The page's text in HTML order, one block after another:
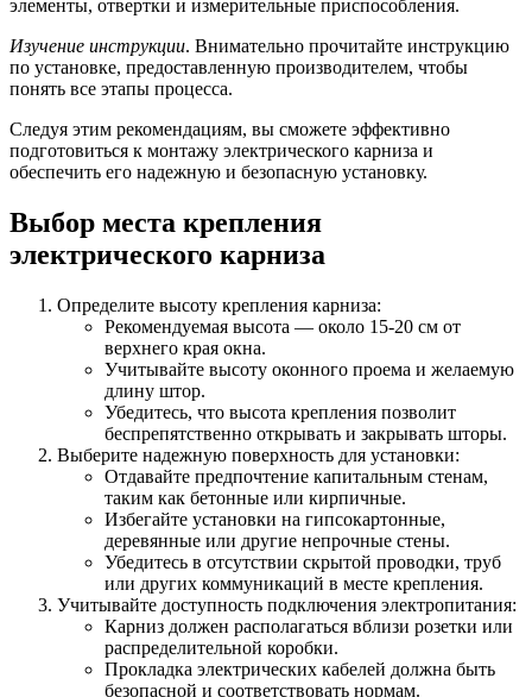
элементы, отвертки и измерительные приспособления.
Изучение инструкции. Внимательно прочитайте инструкцию
по установке, предоставленную производителем, чтобы
понять все этапы процесса.
Следуя этим рекомендациям, вы сможете эффективно
подготовиться к монтажу электрического карниза и
обеспечить его надежную и безопасную установку.
Выбор места крепления
электрического карниза
Определите высоту крепления карниза:
Рекомендуемая высота — около 15-20 см от
верхнего края окна.
Учитывайте высоту оконного проема и желаемую
длину штор.
Убедитесь, что высота крепления позволит
беспрепятственно открывать и закрывать шторы.
Выберите надежную поверхность для установки:
Отдавайте предпочтение капитальным стенам,
таким как бетонные или кирпичные.
Избегайте установки на гипсокартонные,
деревянные или другие непрочные стены.
Убедитесь в отсутствии скрытой проводки, труб
или других коммуникаций в месте крепления.
Учитывайте доступность подключения электропитания:
Карниз должен располагаться вблизи розетки или
распределительной коробки.
Прокладка электрических кабелей должна быть
безопасной и соответствовать нормам.